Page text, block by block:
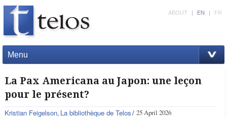
Menu
ABOUT | EN | FR
La Pax Americana au Japon: une leçon
pour le présent?
Kristian Feigelson La bibliothèque de Telos 25 April 2026